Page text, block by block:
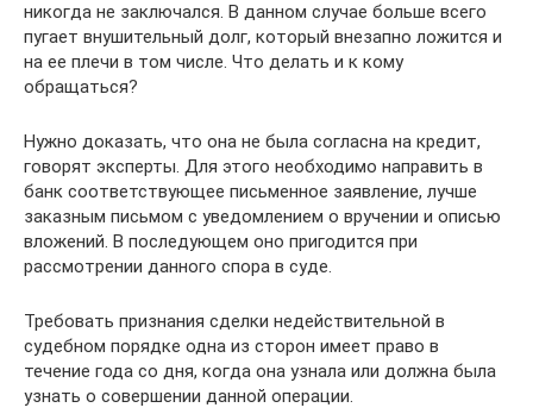
никогда не заключался. В данном случае больше всего
пугает внушительный долг, который внезапно ложится и
на ее плечи в том числе. Что делать и к кому
обращаться?
Нужно доказать, что она не была согласна на кредит,
говорят эксперты. Для этого необходимо направить в
банк соответствующее письменное заявление, лучше
заказным письмом с уведомлением о вручении и описью
вложений. В последующем оно пригодится при
рассмотрении данного спора в суде.
Требовать признания сделки недействительной в
судебном порядке одна из сторон имеет право в
течение года со дня, когда она узнала или должна была
узнать о совершении данной операции.